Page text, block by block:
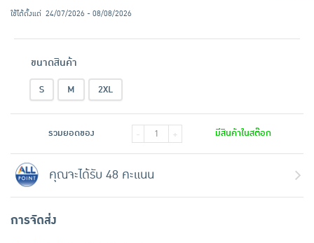
ใช้ได้ตั้งแต่ 24/07/2026 - 08/08/2026
ขนาดสินค้า
S M 2XL
รวมยอดของ - + มีสินค้าในสต๊อก
คุณจะได้รับ 48 คะแนน
การจัดส่ง